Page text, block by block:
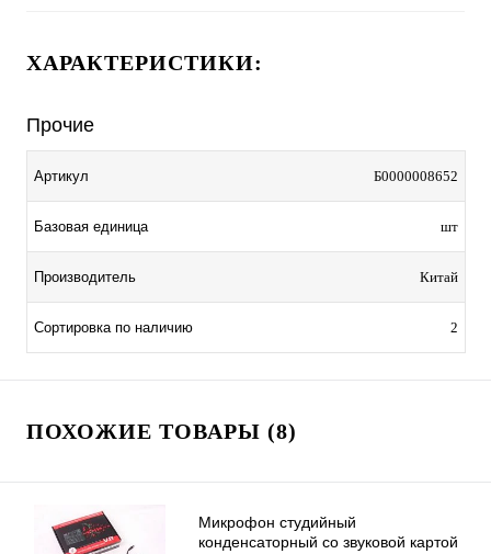
ХАРАКТЕРИСТИКИ:
Прочие
Артикул Б0000008652
Базовая единица шт
Производитель Китай
Сортировка по наличию 2
ПОХОЖИЕ ТОВАРЫ (8)
Микрофон студийный
конденсаторный со звуковой картой